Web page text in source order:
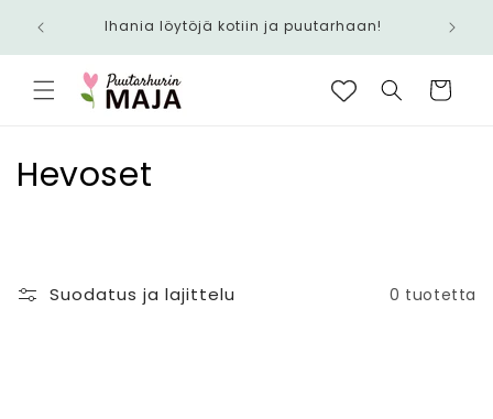
siirry
Ihania löytöjä kotiin ja puutarhaan!
Ostoskori
K
o
Hevoset
Suodatus ja lajittelu 0 tuotetta